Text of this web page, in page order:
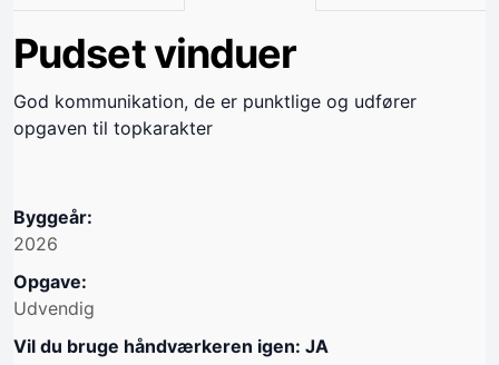
Pudset vinduer
God kommunikation, de er punktlige og udfører
opgaven til topkarakter
Byggeår:
2026
Opgave:
Udvendig
Vil du bruge håndværkeren igen: JA